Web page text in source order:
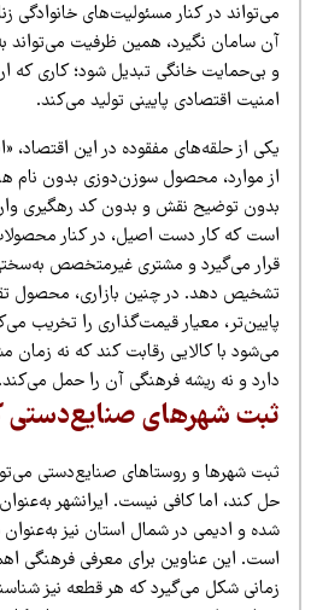
در کنار مسئولیت‌های خانوادگی زنان
سامان نگیرد، همین ظرفیت می‌تواند به شکل
بی‌حمایت خانگی تبدیل شود؛ کاری که ارزش
اقتصادی پایینی تولید می‌کند.
از حلقه‌های مفقوده در این اقتصاد،
موارد، محصول سوزن‌دوزی بدون نام
توضیح نقش و بدون کد رهگیری وارد
که کار دست اصیل، در کنار محصولات
می‌گیرد و مشتری غیرمتخصص به‌سختی
دهد. در چنین بازاری، محصول تقلبی
معیار قیمت‌گذاری را تخریب می‌کند و
با کالایی رقابت کند که نه زمان
و نه ریشه فرهنگی آن را حمل می‌کند.
شهرهای صنایع‌دستی
شهرها و روستاهای صنایع‌دستی می‌تواند
کند، اما کافی نیست. ایرانشهر به‌عنوان
و ادیمی در شمال استان نیز به‌عنوان
این عناوین برای معرفی فرهنگی اهمیت
شکل می‌گیرد که هر قطعه نیز